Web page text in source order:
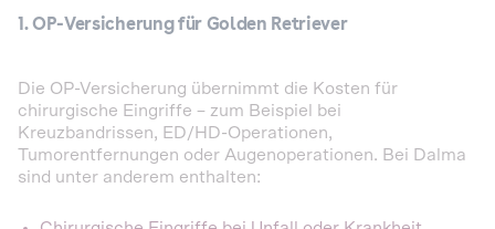
1. OP-Versicherung für Golden Retriever
Die OP-Versicherung übernimmt die Kosten für
chirurgische Eingriffe – zum Beispiel bei
Kreuzbandrissen, ED/HD-Operationen,
Tumorentfernungen oder Augenoperationen. Bei Dalma
sind unter anderem enthalten: